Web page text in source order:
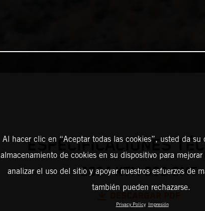
ESPECIFICACIONES
2024 KTM 890 SMT
Al hacer clic en “Aceptar todas las cookies”, usted da su
almacenamiento de cookies en su dispositivo para
analizar el uso del sitio y apoyar nuestros esfuerzos de
también pueden rechazarse.
Privacy Policy Impresión